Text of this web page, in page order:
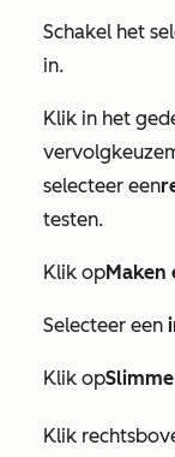
Schakel het
in.
Klik in het
selecteer een
testen.
Klik opMaken
Selecteer een
Klik op
Klik